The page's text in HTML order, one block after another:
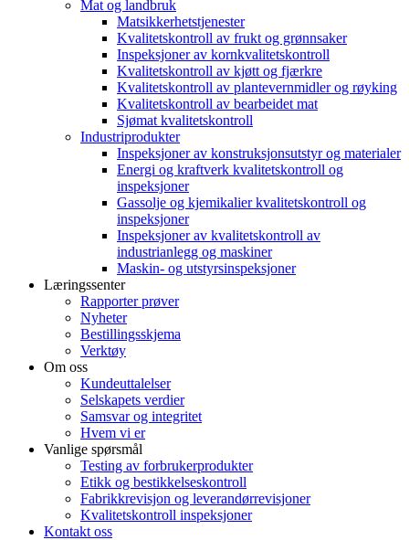
Mat og landbruk
Matsikkerhetstjenester
Kvalitetskontroll av frukt og grønnsaker
Inspeksjoner av kornkvalitetskontroll
Kvalitetskontroll av kjøtt og fjærkre
Kvalitetskontroll av plantevernmidler og røyking
Kvalitetskontroll av bearbeidet mat
Sjømat kvalitetskontroll
Industriprodukter
Inspeksjoner av konstruksjonsutstyr og materialer
Energi og kraftverk kvalitetskontroll og
inspeksjoner
Gassolje og kjemikalier kvalitetskontroll og
inspeksjoner
Inspeksjoner av kvalitetskontroll av
industrianlegg og maskiner
Maskin- og utstyrsinspeksjoner
Læringssenter
Rapporter prøver
Nyheter
Bestillingsskjema
Verktøy
Om oss
Kundeuttalelser
Selskapets verdier
Samsvar og integritet
Hvem vi er
Vanlige spørsmål
Testing av forbrukerprodukter
Etikk og bestikkelseskontroll
Fabrikkrevisjon og leverandørrevisjoner
Kvalitetskontroll inspeksjoner
Kontakt oss